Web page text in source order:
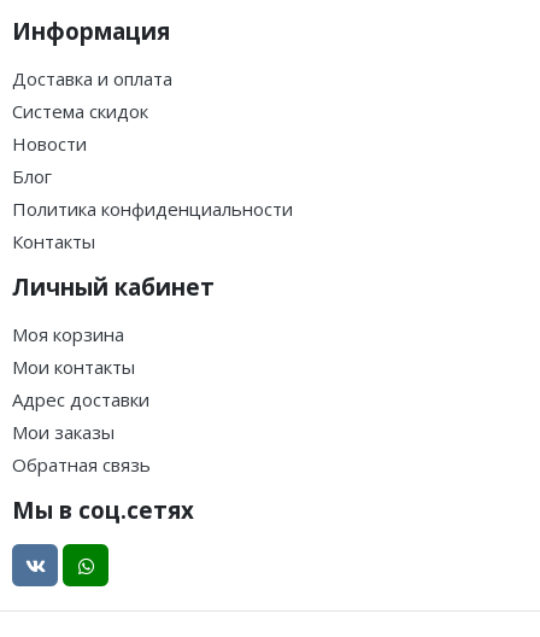
Информация
Доставка и оплата
Система скидок
Новости
Блог
Политика конфиденциальности
Контакты
Личный кабинет
Моя корзина
Мои контакты
Адрес доставки
Мои заказы
Обратная связь
Мы в соц.сетях
Викторины
Для взрослых (18+)
Банда умников
Остальные серии